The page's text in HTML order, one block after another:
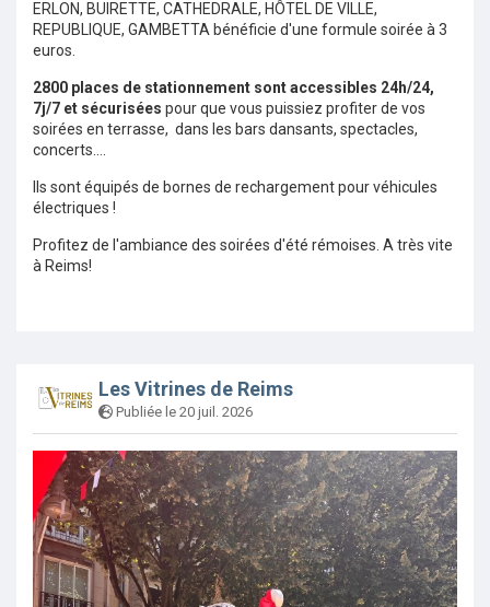
ERLON, BUIRETTE, CATHEDRALE, HÔTEL DE VILLE,
REPUBLIQUE, GAMBETTA bénéficie d'une formule soirée à 3
euros.
2800 places de stationnement sont accessibles 24h/24,
7j/7 et sécurisées pour que vous puissiez profiter de vos
soirées en terrasse, dans les bars dansants, spectacles,
concerts....
Ils sont équipés de bornes de rechargement pour véhicules
électriques !
Profitez de l'ambiance des soirées d'été rémoises. A très vite
à Reims!
Les Vitrines de Reims
Publiée le 20 juil. 2026